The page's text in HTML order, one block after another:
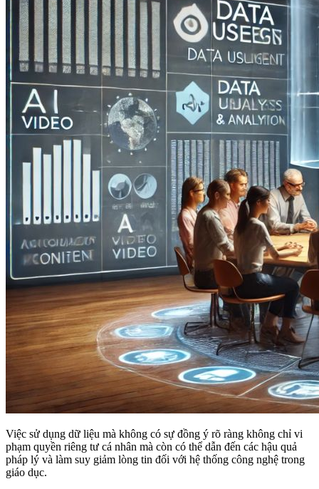
Việc sử dụng dữ liệu mà không có sự đồng ý rõ ràng không chỉ vi
phạm quyền riêng tư cá nhân mà còn có thể dẫn đến các hậu quả
pháp lý và làm suy giảm lòng tin đối với hệ thống công nghệ trong
giáo dục.